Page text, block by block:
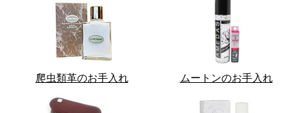
爬虫類革のお手入れ ムートンのお手入れ